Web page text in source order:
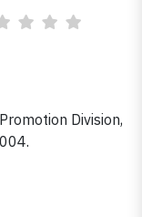
Division,